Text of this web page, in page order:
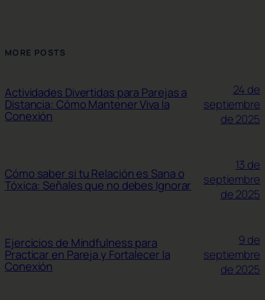
MORE POSTS
Actividades Divertidas para Parejas a
Distancia: Cómo Mantener Viva la
Conexión
24 de
septiembre
de 2025
Cómo saber si tu Relación es Sana o
Tóxica: Señales que no debes Ignorar
13 de
septiembre
de 2025
Ejercicios de Mindfulness para
Practicar en Pareja y Fortalecer la
Conexión
9 de
septiembre
de 2025